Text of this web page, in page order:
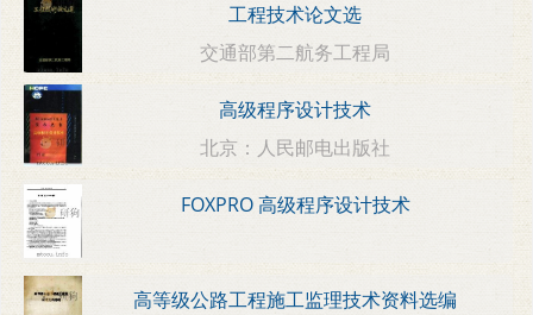
工程技术论文选
交通部第二航务工程局
高级程序设计技术
北京：人民邮电出版社
FOXPRO 高级程序设计技术
高等级公路工程施工监理技术资料选编